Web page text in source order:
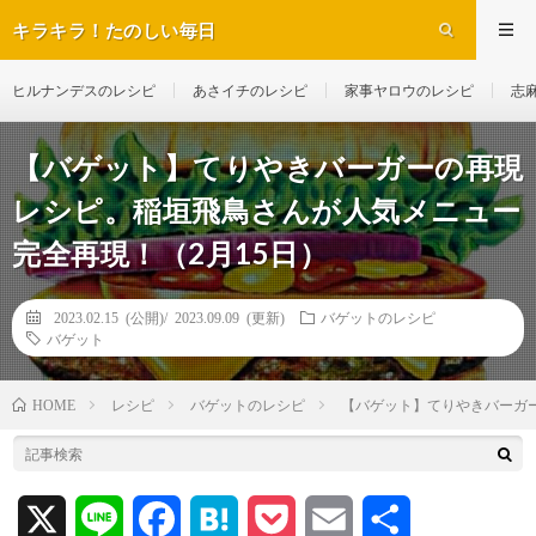
キラキラ！たのしい毎日
ヒルナンデスのレシピ あさイチのレシピ 家事ヤロウのレシピ 志
【バゲット】てりやきバーガーの再現
レシピ。稲垣飛鳥さんが人気メニュー
完全再現！（2月15日）
2023.02.15 (公開)/ 2023.09.09 (更新)
バゲットのレシピ
バゲット
HOME レシピ バゲットのレシピ 【バゲット】てりやきバー